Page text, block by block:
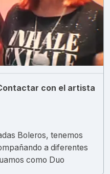
con el artista
Boleros, tenemos
a diferentes
como Duo